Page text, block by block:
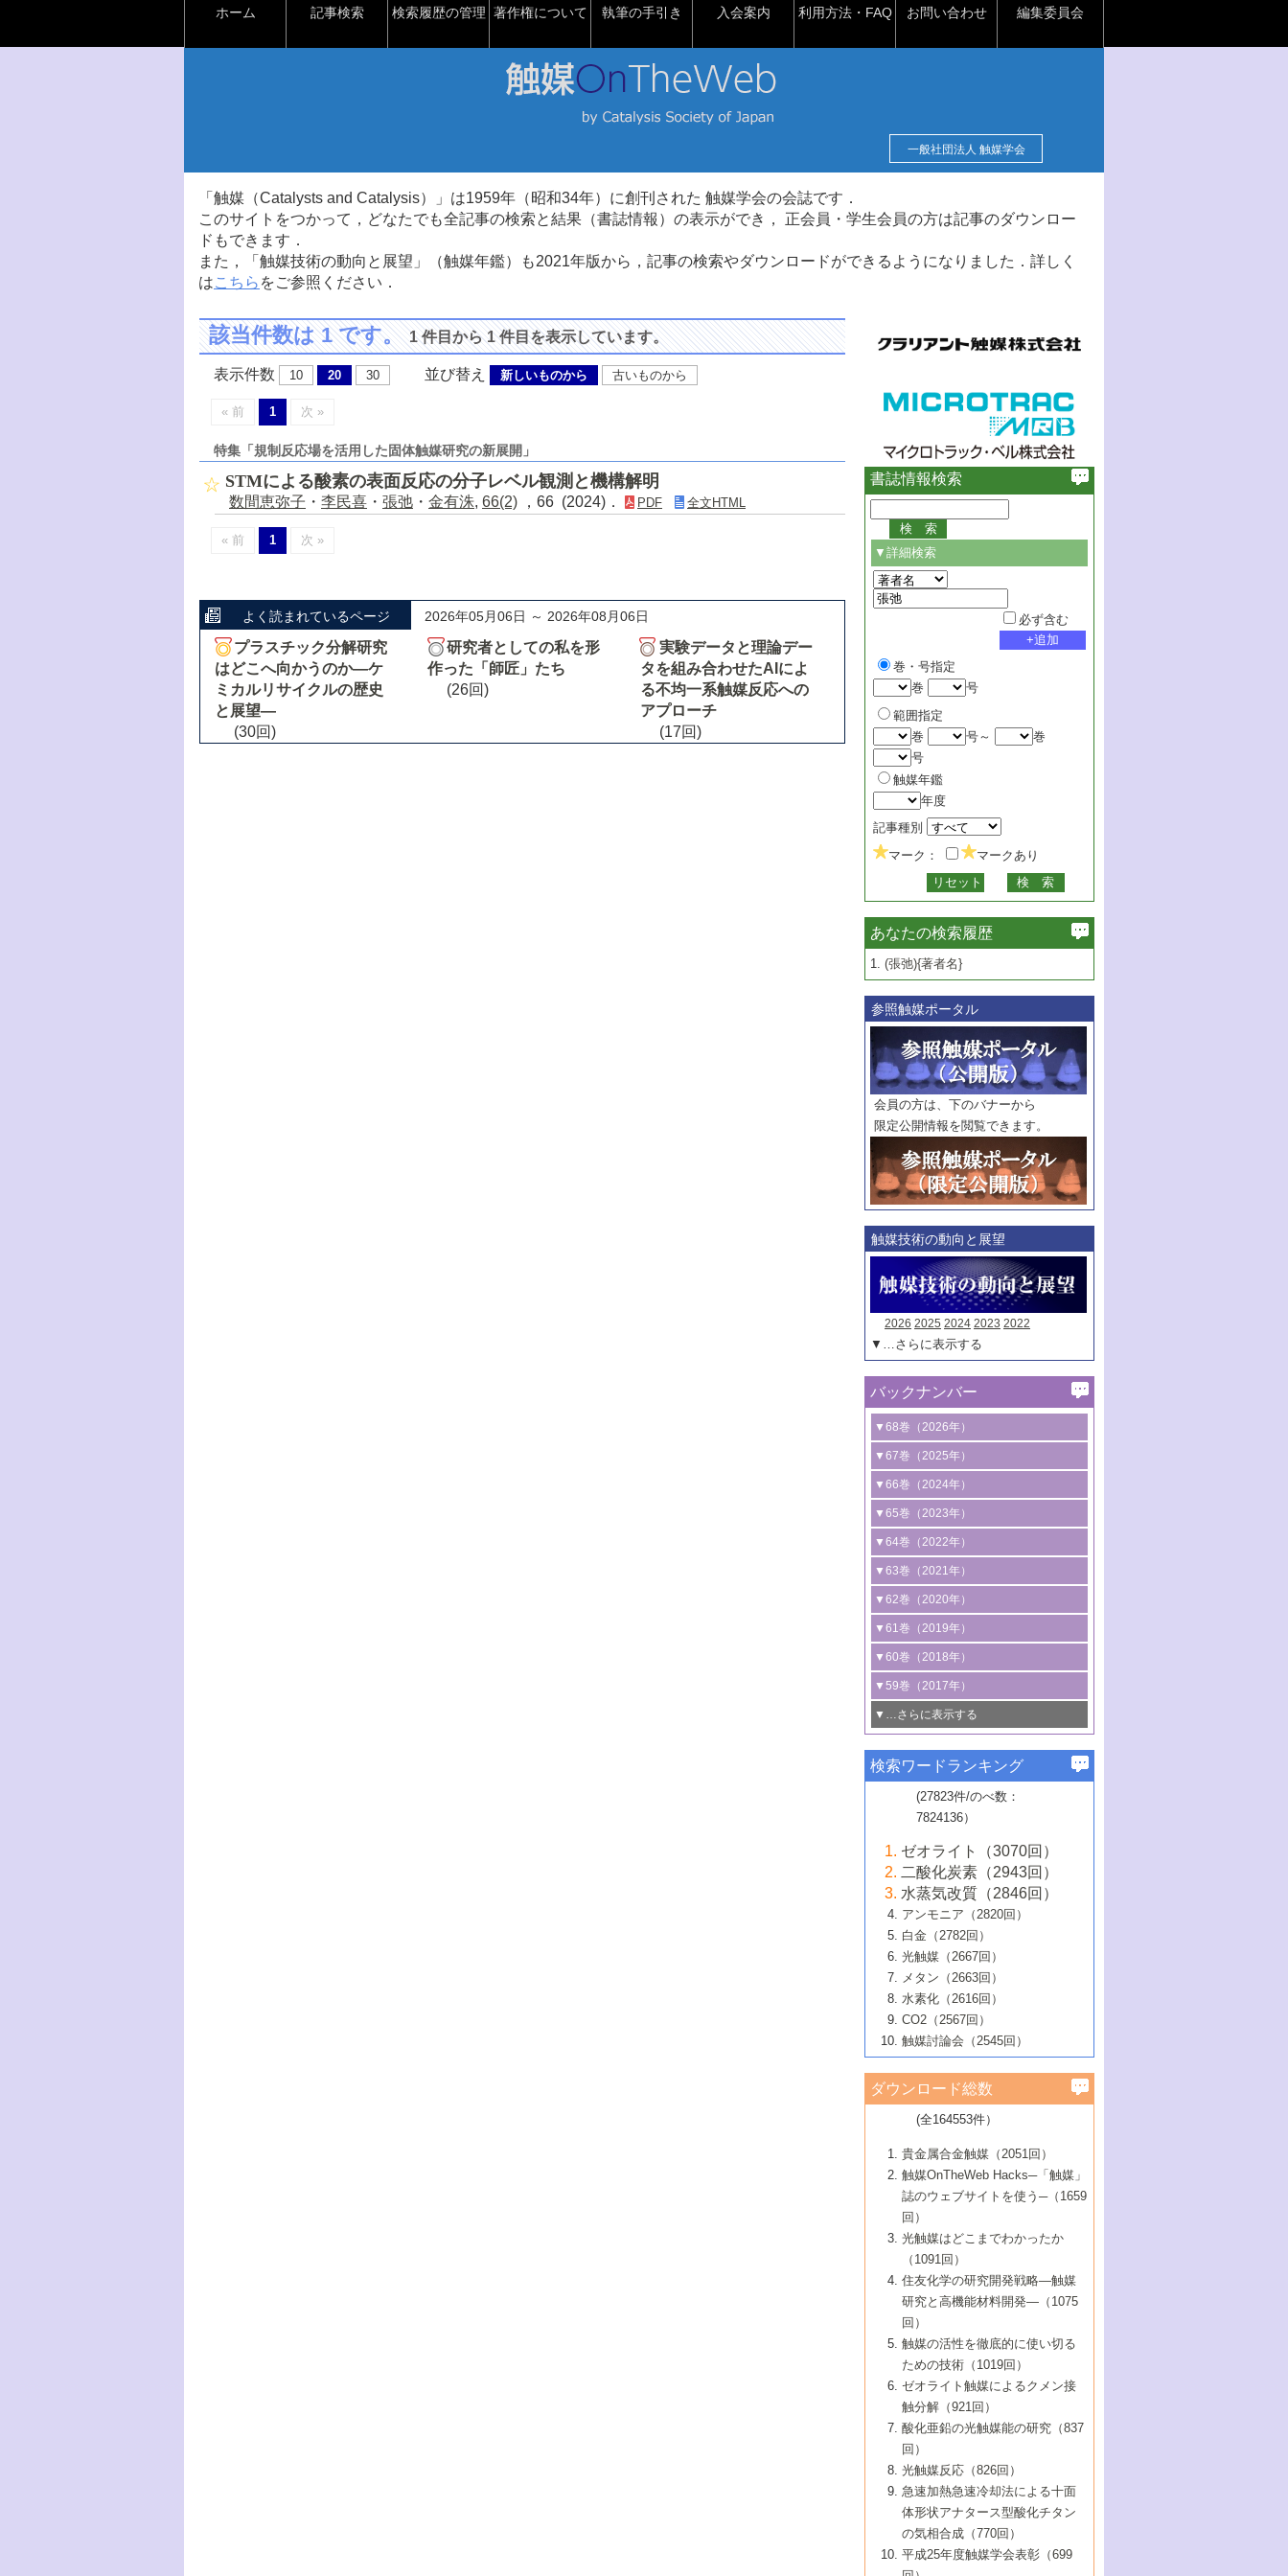
ホーム 記事検索 検索履歴の管理 著作権について 執筆の手引き 入会案内 利用方法・FAQ お問い合わせ 編集委員会
一般社団法人 触媒学会
「触媒（Catalysts and Catalysis）」は1959年（昭和34年）に創刊された 触媒学会の会誌です．
このサイトをつかって，どなたでも全記事の検索と結果（書誌情報）の表示ができ， 正会員・学生会員の方は記事のダウンロー
ドもできます．
また，「触媒技術の動向と展望」（触媒年鑑）も2021年版から，記事の検索やダウンロードができるようになりました．詳しく
はこちら をご参照ください．
該当件数は 1 です。1 件目から 1 件目を表示しています。
表示件数 10 20 30 並び替え 新しいものから 古いものから
« 前 1 次 »
特集「規制反応場を活用した固体触媒研究の新展開」
STMによる酸素の表面反応の分子レベル観測と機構解明
数間恵弥子 ・ 李民喜 ・ 張弛 ・ 金有洙, 66(2) ，66 (2024)． PDF 全文HTML
« 前 1 次 »
よく読まれているページ 2026年05月06日 ～ 2026年08月06日
プラスチック分解研究
はどこへ向かうのか―ケ
ミカルリサイクルの歴史
と展望―
(30回)
研究者としての私を形
作った「師匠」たち
(26回)
実験データと理論デー
タを組み合わせたAIによ
る不均一系触媒反応への
アプローチ
(17回)
書誌情報検索
▼詳細検索
必ず含む
巻・号指定
巻
号
範囲指定
巻
号～
巻
号
触媒年鑑
年度
記事種別
マーク：
マークあり
あなたの検索履歴
1. (張弛){著者名}
参照触媒ポータル
会員の方は、下のバナーから
限定公開情報を閲覧できます。
触媒技術の動向と展望
2026 2025 2024 2023 2022
▼…さらに表示する
バックナンバー
▼68巻（2026年）
1号 過酸化水素合成に関する研究動向
2号 コンピューター技術により加速する
触媒開発
3号 有機分子変換やCO 資源化のための
光触媒に関する最近の研究
B号 第137回触媒討論会（2026年）
▼67巻（2025年）
1号 CO
水素化によるグリーン燃料/グリ
ーンケミカル製造
2号 水素製造のための水分解技術に関す
る最近の研究
3号 オレフィン系樹脂の精密合成に関す
る最新技術
4号 アルコール類の効率的変換を実現す
る非貴金属触媒の研究動向
5号 ゼオライトの合成と応用における研
究動向
6号 ヘテロ接合界面
B号 第135回触媒討論会（2025年）
▼66巻（2024年）
1号 低次元ナノ構造を有する触媒材料
2号 規制反応場を活用した固体触媒研究
の新展開
3号 未踏分子変換を目指した酸化触媒プ
ロセスの最前線
4号 シンクロトロン放射光および中性子
線を利用した触媒解析技術の最先端
5号 単原子触媒
6号 参照触媒委員会からのお知らせ
B号 第133回触媒討論会（2023年）
▼65巻（2023年）
1号 炭素が関わる触媒機能
2号 プラスチックケミカルリサイクルの
ための触媒技術
3号 非酸化物系金属化合物を基盤とした
触媒材料の開発
4号 格子酸素・格子酸素欠陥を利用した
触媒反応
5号 生体触媒によるエネルギー変換反応
6号 窒素とリンの循環のための触媒・機
能性材料
▼64巻（2022年）
1号 合成ガス製造とCOを用いるケミカル
ズ合成の最新動向
2号 化学品合成のための合金触媒開発
3号 CO の排出削減および有効活用のた
めの触媒技術
4号 若手による情報発信企画～とびたて
若き触媒の研究者たち～（1）
若き触媒の研究者たち～（2）
6号 石油のノーブル・ユースを志向した
触媒技術
大学：オンライン・対面開催）
▼63巻（2021年）
1号 金触媒の新展開
2号 ペロブスカイト
3号 特殊反応場を利用した触媒的分子変
換反応
4号 多孔質材料を用いた触媒の新展開
5号 情報学的手法を用いた触媒開発
6号 カーボンニュートラルに向けた電解
技術
B号 第127回触媒討論会（2021年・オン
ライン開催(Zoom)のみ）
▼62巻（2020年）
1号 触媒設計を拓く欠陥構造のキャラク
タリゼーション
2号 機能化学品製造に資するクリーンな
触媒的酸化反応
3号 水処理のための触媒化学
4号 光触媒を用いた水分解の最新の研究
動向
5号 次世代の触媒プロセスを支えるマイ
6号 メタン転換技術の最新動向
B号 第125回触媒討論会（2020年・工学
院大学）
▼61巻（2019年）
1号 物質移動制御に着目した触媒プロセ
ス開発
2号 CO2 フリー水素サプライチェーンに
関わる触媒開発動向
3号 精密高分子合成に関する最近の研究
動向
4号 バイオマス化成品製造のための触媒
5号 固体触媒による含窒素有機化合物変
換の最前線
6号 貴金属使用量低減に向けた自動車排
ガス浄化触媒の開発
B号 第123回触媒討論会（2019年・大阪
▼60巻（2018年）
1号 固体酸触媒の最新の研究動向
2号 二酸化炭素からの有用化学品合成
3号 ナノ粒子・クラスター触媒の最前線
4号 60周年記念企画
5号 進化するゼオライト合成技術
6号 非貴金属系触媒における電気化学的
B号 第121回触媒討論会（2018年・東京
大学）
▼59巻（2017年）
1号 いたるところに，触媒
最先端技術
3号 無機分離膜材料の開発と触媒反応プ
ロセスへの適用
5号 水素のふるまいを解き明かす最先端
研究
6号 低級アルカンの有効利用のための触
媒技術
B号 第119回触媒討論会（2017年・首都
大学東京）
▼…さらに表示する
1号 ユニークな構造の高分子を生み出す触
2号 リグニンからの化成品製造に向けた触
媒技術
3号 触媒研究の最先端～とびたて若き研究
者たち～（1）
4号 触媒研究の最先端～とびたて若き研究
者たち～（2）
5号 触媒研究の最先端～とびたて若き研究
者たち～（3）
6号 イオニクス材料と燃料電池・電解合成
の最新の研究動向
B号 第117回触媒討論会（2016年・大阪府
立大学）
▼57巻（2015年）
1号 水素キャリアにかかわる触媒技術の新
2号 石油精製用触媒の最近の進展
3号 固体酸化物形燃料電池（SOFC）におけ
るアノード触媒上での燃料直接改質技術
4号 コアシェル構造の制御による触媒機能
5号 工業触媒およびその周辺技術の最近の
進歩
6号 ナノシート
B号 第115回触媒討論会（2015年・成蹊大
▼56巻（2014年）
2号 光触媒反応機構に関する最新の研究動
向
開発動向
4号 人工光合成に向けた近年のアプローチ
5号 未利用熱エネルギーの有効活用に貢献
する触媒技術
6号 ポリオキソメタレート
B号 第113回触媒討論会（2014年・ロワジ
ールホテル豊橋）
1号 高耐久性燃料電池システム用触媒にお
ける新展開
2号 リビングラジカル重合の最近の動向
3号 天然ガスの化学工業的展開に関する触
媒技術
4号 貴金属触媒の精密構造制御とその活用
5号 バイオマス化成品製造のための固体触
6号 ナノ空間─吸着状態解析から新機能開拓
B号 第111回触媒討論会（2013年・関西大
▼54巻（2012年）
1号 規則性多孔体の利用技術における最近
の進歩
2号 第109回触媒討論会
3号 貴金属低減技術の最新動向
4号 貴金属代替技術の最新動向
5号 光触媒による物質変換反応の新展開
6号 グラフェン
7号 水素を利用する化成品合成の新潮流
▼53巻（2011年）
1号 金属学から見る合金触媒の新展開
2号 第107回触媒討論会
3号 触媒のその場観察法の進歩（１）
4号 触媒のその場観察法の進歩（２）
5号 不活性結合の触媒的活性化による有機
合成
6号 新しい固体酸触媒技術
7号 ゼオライト合成における最近の進歩
▼52巻（2010年）
1号 触媒の劣化対策と長寿命触媒開発
2号 第105回触媒討論会
3号 ナノ構造が拓く新機能
4号 活性サイトおよびその環境の精密な設
計による触媒の高機能化
5号 触媒を有効に使うための技術
7号 有機分子触媒による精密有機合成
8号 高機能化ポリオレフィンに向けた重合
触媒の最近の進展
1号 炭素材料－熱い注目を集める材料－
2号 第103回触媒討論会
3号 環境浄化用光触媒の現状と課題
4号 水素社会の実現に向けた水素製造・貯
蔵技術の進歩
5号 CO2が関わる触媒・材料
7号 持続可能社会実現のための触媒および
触媒関連技術
▼50巻（2008年）
1号 触媒化学と学会のこの10年，半世紀，
そして未来
2号 第101回触媒討論会
4号 錯体を利用したユニークな表面構造の
構築と機能
5号 若手会員による触媒研究の未来展望1：
企業編
6号 第102回触媒討論会
7号 触媒・化学反応における計算化学の進
8号 若手研究者による触媒研究の未来展望
2：大学・研究所編
▼49巻（2007年）
1号 含フッ素化合物の合成と触媒
2号 第99回触媒討論会
3号 実用的ファインケミカル合成プロセス
を実現する触媒
5号 こんな物質，あんな物質―新たな触媒
の可能性―
7号 『結晶の化学』を活かした触媒研究
8号 イオン液体の応用
▼48巻（2006年）
1号 固体酸触媒の最近の進歩
2号 第97回触媒討論会
3号 リビング重合触媒の最近の展開
5号 水素製造・貯蔵のための触媒技術の新
しい展開
6号 第98回触媒討論会
7号 基礎化学品製造の触媒技術
8号 多機能型リアクター
1号 最近の触媒担体とその効果
2号 第95回触媒討論会
4号 水分解用光触媒材料
5号 時間分解分光の進歩と応用
6号 第96回触媒討論会
8号 超臨界流体を用いた化学プロセスの新
▼46巻（2004年）
1号 部分酸化反応触媒の最前線
2号 第93回触媒討論会
3号 特殊エネルギー場の触媒反応
4号 生体内における金属の触媒作用
5号 ファインケミカルズの展開に寄与する
6号 第94回触媒討論会
7号 サブナノレベルでみた新しい表面現象
8号 オレフィン重合触媒の新たな展
▼45巻（2003年）
1号 なぜこの触媒が良いのか？
2号 第91回触媒討論会
3号 最近の自動車排ガス処理技術
4号 触媒研究の現状と将来─第90回触媒討論
5号 基礎化学品製造の触媒技術
6号 第92回触媒討論会
7号 基礎化学品製造の触媒技術
8号 資源の循環と触媒技術
▼44巻（2002年）
1号 高次制御された触媒の化学
2号 第89回触媒討論会
3号 触媒を利用した電気化学の新展開
4号 ナノ材料の調製と機能化
5号 こんな触媒が欲しい
6号 第90回触媒討論会
7号 触媒研究と学術雑誌/情報
8号 若い世代からみた触媒化学の現状と未
▼43巻（2001年）
1号 グリーンケミストリーと触媒
2号 第87回触媒討論会特集号
3号 生体触媒とバイオプロセス
4号 水素製造・利用の触媒化学
5号 触媒研究における新しい切り口：コン
ビナトリアルケミストリー
6号 第88回触媒討論会特集号
7号 企業における触媒研究のブレークスル
8号 この材料を触媒として使ってみません
▼42巻（2000年）
1号 触媒反応工学の明日を拓く
2号 第85回触媒討論会
3号 反応ダイナミクス
5号 触媒のおもしろさをどのように伝える
6号 第86回触媒討論会
7号 水素化精製触媒の新しい展開
8号 新しい反応性と機能性を目指した金属
クラスタ-化学
▼41巻（1999年）
1号 孔、穴、あな?-特異な空間とその利用-
2号 第83回触媒討論会
3号 均一系触媒反応最前線
4号 実用炭素材料の新展開
5号 研究の方法論を考える
7号 機能性金属材料と触媒
8号 触媒研究へのNMRの応用と展望
▼40巻（1998年）
進展と21世紀への提言/創立40周年記念・触
媒学会この10年の歩みとこれから/創立40周
2号 第81回触媒討論会
3号 計算機触媒化学へのさそい
4号 触媒劣化の制御と予測
5号 最新の実用プロセスと触媒
6号 第82回触媒討論会
7号 ナノ構造体の化学
8号 あの反応は今
1号 均一系と不均一系触媒反応-その特徴と
接点
2号 第79回触媒討論会
3号 最新NO除去触媒の実用化研究
4号 新しい反応場を目指した触媒調製
5号 反応・分離技術の新しい展開
6号 第80回触媒討論会
8号 AFMでみる世界
▼38巻（1996年）
1号 触媒の構造と触媒作用/C1化学を中心と
する21世紀への触媒
3号 オリンピックメダル:金・銀・銅はどん
な触媒作用を示すか
4号 触媒作用における機能の複合化
5号 未来を拓け！若手研究者
6号 第78回触媒討論会
7号 ダイナミックな領域への触媒研究の展
開/C1化学を中心とする21世紀への触媒
▼37巻（1995年）
1号 ファインケミカルズと固体触媒
2号 第75回触媒討論会
3号 希土類を利用した触媒
4号 触媒とリサイクル
5号 エネルギー変換触媒
6号 第76回触媒討論会
7号 表面吸着相の新しい展開
8号 マイクロポーラス・クリスタル触媒の
▼36巻（1994年）
1号 電気化学と触媒
2号 第73回触媒討論会
3号 C4化学の展開
4号 《通常号》
5号 《通常号》
6号 第74回触媒討論会
▼35巻（1993年）
1号 工業触媒開発マニュアル―探索から工
業化まで
2号 第71回触媒討論会
3号 研究開発のうらおもて―着想と展開
4号 触媒劣化と寿命の予測
5号 環境に優しい触媒
▼34巻（1992年）
1号 インパクトを与えたこの研究
2号 第69回触媒討論会
3号 ケミカルズ合成触媒―新しい展開と応
▼33巻（1991年）
1号 触媒プロセス開発マニュアル―探索か
ら工業化まで，知っておきたいこと PartII
2号 第67回触媒討論会
▼32巻（1990年）
1号 21世紀に向けて触媒研究の飛躍をめざ
す―触媒化学の裾野を広げよう
2号 第65回触媒討論会
▼31巻（1989年）
1号 情報科学と反応設計・材料設計
▼30巻（1988年）
検索ワードランキング
(27823件/のべ数：
7824136）
ゼオライト（3070回）
二酸化炭素（2943回）
水蒸気改質（2846回）
アンモニア（2820回）
白金（2782回）
光触媒（2667回）
メタン（2663回）
水素化（2616回）
CO2（2567回）
触媒討論会（2545回）
ダウンロード総数
(全164553件）
貴金属合金触媒（2051回）
触媒OnTheWeb Hacks─「触媒」
誌のウェブサイトを使う─（1659
回）
光触媒はどこまでわかったか
（1091回）
住友化学の研究開発戦略―触媒
研究と高機能材料開発―（1075
回）
触媒の活性を徹底的に使い切る
ための技術（1019回）
ゼオライト触媒によるクメン接
触分解（921回）
酸化亜鉛の光触媒能の研究（837
回）
光触媒反応（826回）
急速加熱急速冷却法による十面
体形状アナタース型酸化チタン
の気相合成（770回）
平成25年度触媒学会表彰（699